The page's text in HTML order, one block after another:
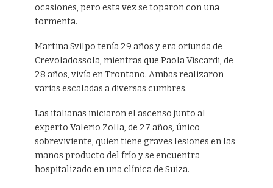
ocasiones, pero esta vez se toparon con una
tormenta.
Martina Svilpo tenía 29 años y era oriunda de
Crevoladossola, mientras que Paola Viscardi, de
28 años, vivía en Trontano. Ambas realizaron
varias escaladas a diversas cumbres.
Las italianas iniciaron el ascenso junto al
experto Valerio Zolla, de 27 años, único
sobreviviente, quien tiene graves lesiones en las
manos producto del frío y se encuentra
hospitalizado en una clínica de Suiza.